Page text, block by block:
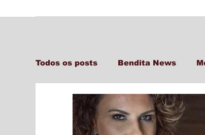
Todos os posts Bendita News
Decor + Gastro + Turismo